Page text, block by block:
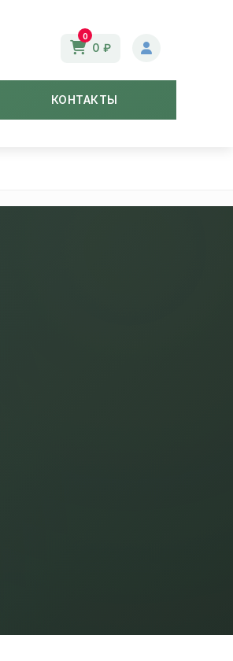
0
0 ₽
КОНТАКТЫ